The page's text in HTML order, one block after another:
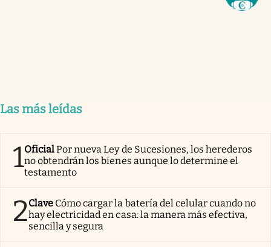
Las más leídas
1OficialPor nueva Ley de Sucesiones, los herederos
no obtendrán los bienes aunque lo determine el
testamento
2Clave Cómo cargar la batería del celular cuando no
hay electricidad en casa: la manera más efectiva,
sencilla y segura